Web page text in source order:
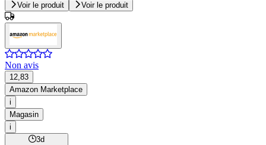
Voir le produit
Voir le produit
Non avis
12,83
Amazon Marketplace
i
Magasin
i
3d